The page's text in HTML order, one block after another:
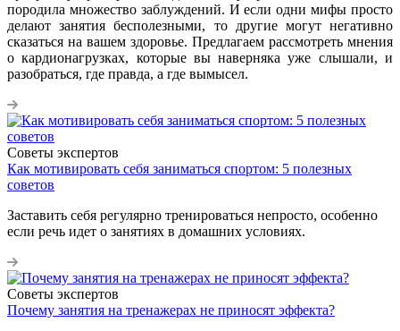
породила множество заблуждений. И если одни мифы просто
делают занятия бесполезными, то другие могут негативно
сказаться на вашем здоровье. Предлагаем рассмотреть мнения
о кардионагрузках, которые вы наверняка уже слышали, и
разобраться, где правда, а где вымысел.
Советы экспертов
Как мотивировать себя заниматься спортом: 5 полезных
советов
Заставить себя регулярно тренироваться непросто, особенно
если речь идет о занятиях в домашних условиях.
Советы экспертов
Почему занятия на тренажерах не приносят эффекта?